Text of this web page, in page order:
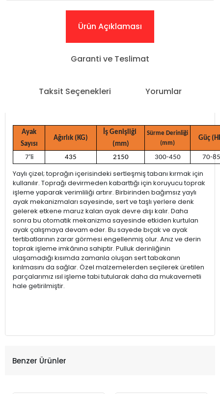
Ürün Açıklaması
Garanti ve Teslimat
Taksit Seçenekleri Yorumlar
Ayak
Sayısı
Ağırlık (KG)
İş Genişliği
(mm)
Sürme Derinliği
(mm)
Güç
7'li 435 2150 300-450 70-85
Yaylı çizel; toprağın içerisindeki sertleşmiş tabanı kırmak için
kullanılır. Toprağı devirmeden kabarttığı için koruyucu toprak
işleme yaparak verimliliği artırır. Birbirinden bağımsız yaylı
ayak mekanizmaları sayesinde, sert ve taşlı yerlere denk
gelerek etkene maruz kalan ayak devre dışı kalır. Daha
sonra bu otomatik mekanizma sayesinde etkiden kurtulan
ayak çalışmaya devam eder. Bu sayede bıçak ve ayak
tertibatlarının zarar görmesi engellenmiş olur. Anız ve derin
toprak işleme imkânına sahiptir. Pulluk derinliğinin
ulaşamadığı kısımda zamanla oluşan sert tabakanın
kırılmasını da sağlar. Özel malzemelerden seçilerek üretilen
parçalarımız ısıl işleme tabi tutularak daha da mukavemetli
hale getirilmiştir.
Benzer Ürünler